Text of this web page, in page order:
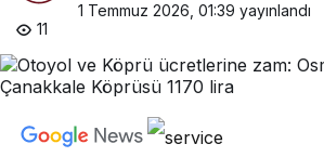
1 Temmuz 2026, 01:39 yayınlandı
11